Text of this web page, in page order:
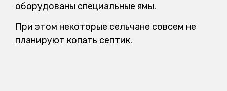
оборудованы специальные ямы.
При этом некоторые сельчане совсем не
планируют копать септик.